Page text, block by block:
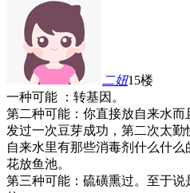
二妞15楼
一种可能 ：转基因。
第二种可能：你直接放自来水
发过一次豆芽成功，第二次太勤
自来水里有那些消毒剂什么什
花放鱼池。
第三种可能：硫磺熏过。至于